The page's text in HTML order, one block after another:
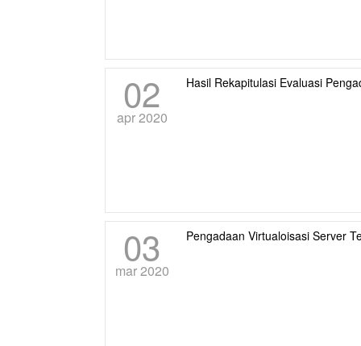
02
apr 2020
Hasil Rekapitulasi Evaluasi
03
mar 2020
Pengadaan Virtualoisasi Server